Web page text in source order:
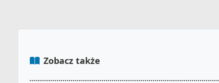
Zobacz także